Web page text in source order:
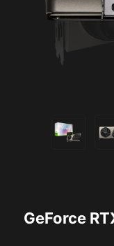
GeForce